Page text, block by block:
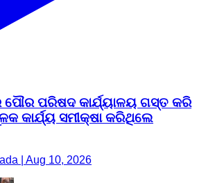
ପୌର ପରିଷଦ କାର୍ଯ୍ୟାଳୟ ଗସ୍ତ କରି
କାର୍ଯ୍ୟ ସମୀକ୍ଷା କରିଥିଲେ
| Aug 10, 2026